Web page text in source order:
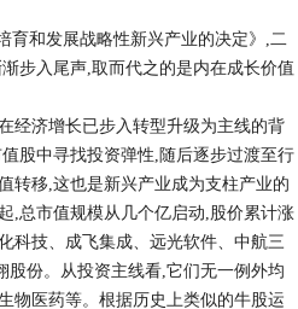
和发展战略性新兴产业的决定》,二
步入尾声,取而代之的是内在成长价值
济增长已步入转型升级为主线的背
股中寻找投资弹性,随后逐步过渡至行
转移,这也是新兴产业成为支柱产业的
,总市值规模从几个亿启动,股价累计涨
科技、成飞集成、远光软件、中航三
份。从投资主线看,它们无一例外均
物医药等。根据历史上类似的牛股运